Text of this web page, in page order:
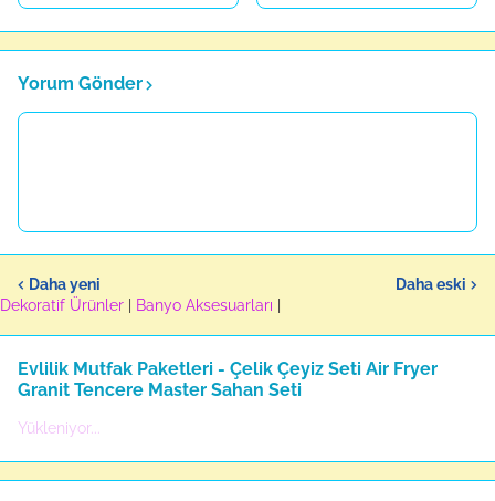
Yorum Gönder
Daha yeni
Daha eski
Dekoratif Ürünler
Banyo Aksesuarları
Evlilik Mutfak Paketleri - Çelik Çeyiz Seti Air Fryer
Granit Tencere Master Sahan Seti
Yükleniyor...